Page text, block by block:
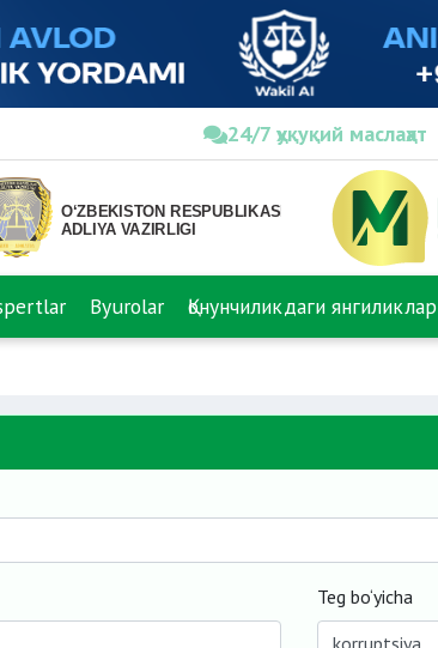
24/7 ҳуқуқий маслаҳат
Byurolar Қонунчиликдаги янгиликлар
Teg bo‘yicha